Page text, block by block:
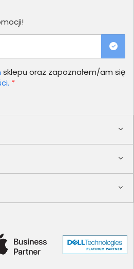
sklepu oraz zapoznałem/am się
*